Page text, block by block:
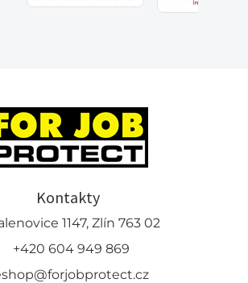
Kontakty
1147, Zlín 763 02
+420 604 949 869